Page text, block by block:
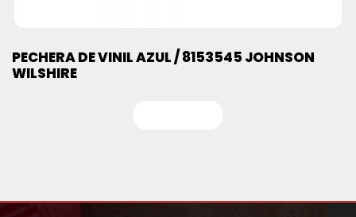
PECHERA DE VINIL AZUL / 8153545 JOHNSON
WILSHIRE